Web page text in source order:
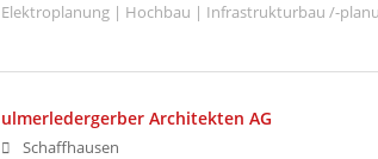
Elektroplanung | Hochbau | Infrastrukturbau /-
ulmerledergerber Architekten AG
Schaffhausen